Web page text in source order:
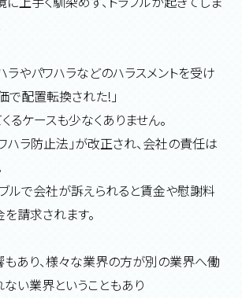
ラやパワハラなどのハラスメントを受け
で配置転換された!」
るケースも少なくありません。
ハラ防止法」が改正され、会社の責任は
ルで会社が訴えられると賃金や慰謝料
請求されます。
あり、様々な業界の方が別の業界へ働
ない業界ということもあり